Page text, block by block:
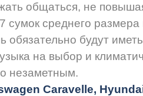
общаться, не
сумок среднего
обязательно будут
на выбор и
незаметным.
Caravelle,